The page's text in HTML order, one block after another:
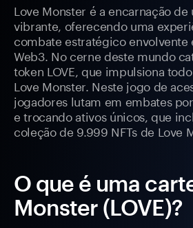
Love Monster é a encarnação
vibrante, oferecendo uma
combate estratégico
Web3. No cerne deste mundo
token LOVE, que impulsiona
Love Monster. Neste jogo de
jogadores lutam em embates
e trocando ativos únicos, que
coleção de 9.999 NFTs de Love
O que é uma
Monster (LOVE)?